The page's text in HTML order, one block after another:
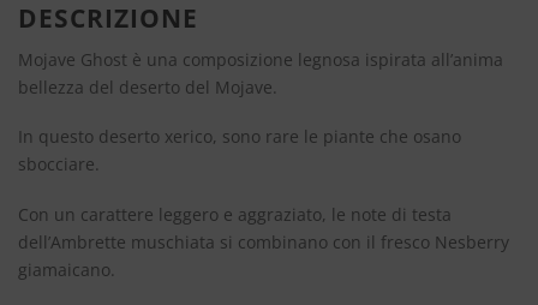
DESCRIZIONE
Mojave Ghost è una composizione legnosa ispirata all’anima
bellezza del deserto del Mojave.
In questo deserto xerico, sono rare le piante che osano
sbocciare.
Con un carattere leggero e aggraziato, le note di testa
dell’Ambrette muschiata si combinano con il fresco Nesberry
giamaicano.